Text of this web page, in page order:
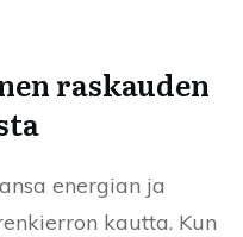
raskauden
energian ja
kautta. Kun